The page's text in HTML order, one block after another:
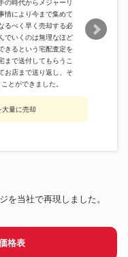
の時代からメジャーリ
情により今まで集めて
るべく早く売却する必
でいくのは無理なほど
きるという宅配査定を
まで送付してもらうこ
お店まで送り返し、そ
とができました。
量に売却
を当社で再現しました。
格表